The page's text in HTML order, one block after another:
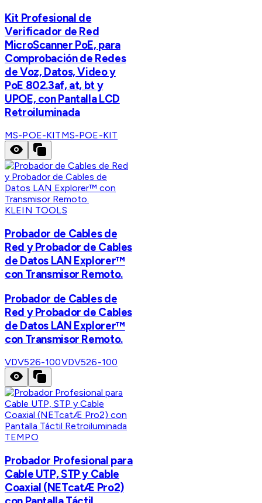
Kit Profesional de
Verificador de Red
MicroScanner PoE, para
Comprobación de Redes
de Voz, Datos, Video y
PoE 802.3af, at, bt y
UPOE, con Pantalla LCD
Retroiluminada
MS-POE-KITMS-POE-KIT
KLEIN TOOLS
Probador de Cables de
Red y Probador de Cables
de Datos LAN Explorer™
con Transmisor Remoto.
Probador de Cables de
Red y Probador de Cables
de Datos LAN Explorer™
con Transmisor Remoto.
VDV526-100VDV526-100
TEMPO
Probador Profesional para
Cable UTP, STP y Cable
Coaxial (NETcatÆ Pro2)